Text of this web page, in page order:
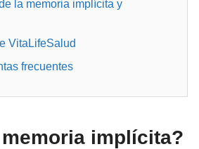
la memoria implícita y
VitaLifeSalud
frecuentes
implícita?